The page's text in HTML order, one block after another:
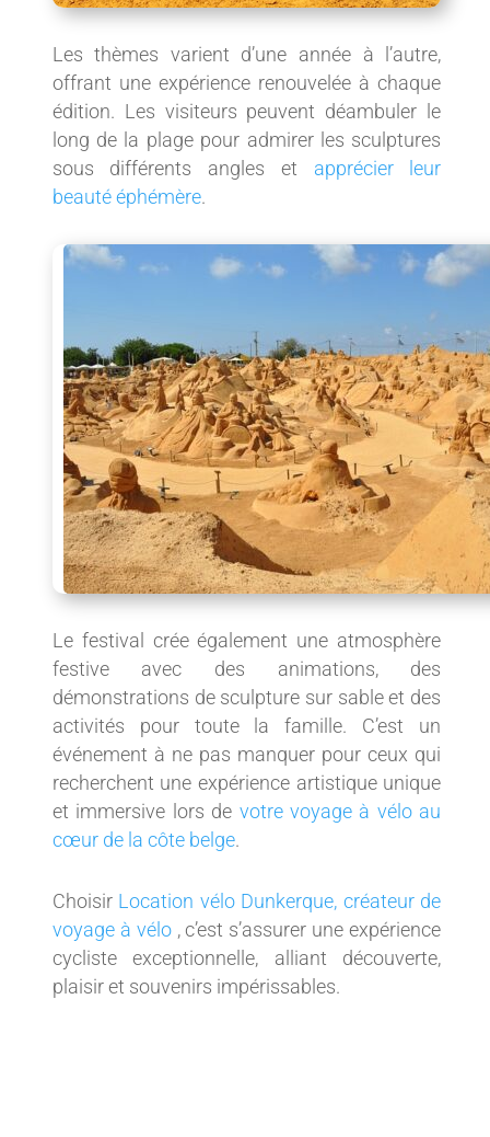
Les thèmes varient d’une année à l’autre,
offrant une expérience renouvelée à chaque
édition. Les visiteurs peuvent déambuler le
long de la plage pour admirer les sculptures
sous différents angles et apprécier leur
beauté éphémère.
Le festival crée également une atmosphère
festive avec des animations, des
démonstrations de sculpture sur sable et des
activités pour toute la famille. C’est un
événement à ne pas manquer pour ceux qui
recherchent une expérience artistique unique
et immersive lors de votre voyage à vélo au
cœur de la côte belge.
Choisir Location vélo Dunkerque, créateur de
voyage à vélo, c’est s’assurer une expérience
cycliste exceptionnelle, alliant découverte,
plaisir et souvenirs impérissables.